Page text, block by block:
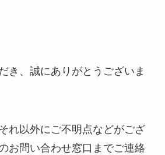
き、誠にありがとうございま
れ以外にご不明点などがござ
お問い合わせ窓口までご連絡